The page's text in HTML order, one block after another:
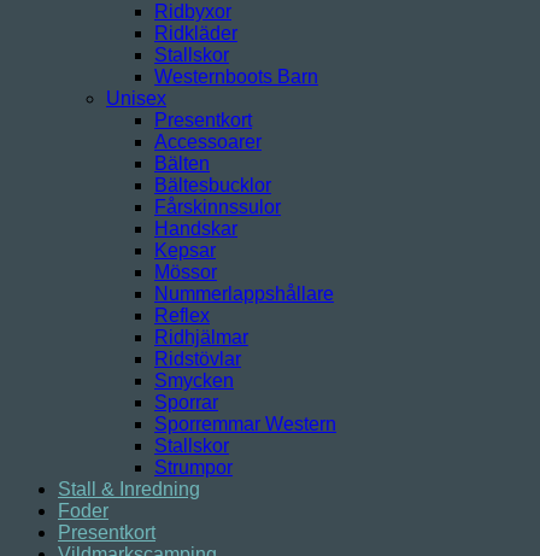
Ridbyxor
Ridkläder
Stallskor
Westernboots Barn
Unisex
Presentkort
Accessoarer
Bälten
Bältesbucklor
Fårskinnssulor
Handskar
Kepsar
Mössor
Nummerlappshållare
Reflex
Ridhjälmar
Ridstövlar
Smycken
Sporrar
Sporremmar Western
Stallskor
Strumpor
Stall & Inredning
Foder
Presentkort